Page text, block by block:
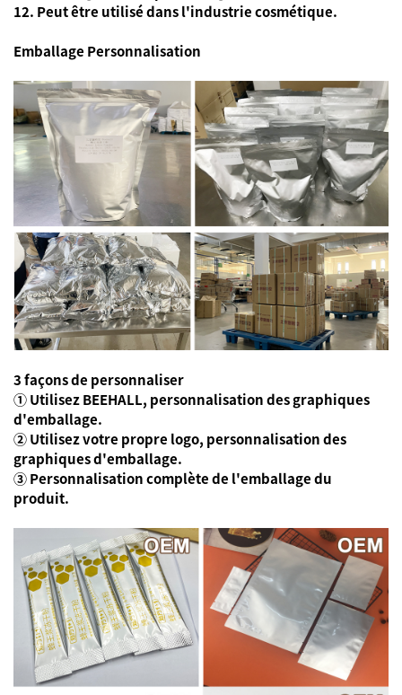
12. Peut être utilisé dans l'industrie cosmétique.
Emballage Personnalisation
3 façons de personnaliser
① Utilisez BEEHALL, personnalisation des graphiques
d'emballage.
② Utilisez votre propre logo, personnalisation des
graphiques d'emballage.
③ Personnalisation complète de l'emballage du
produit.